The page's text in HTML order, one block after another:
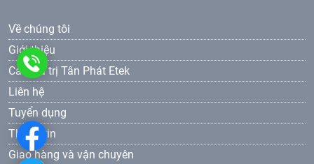
Về chúng tôi
Giới thiệu
Các giá trị Tân Phát Etek
Liên hệ
Tuyển dụng
Thông tin
Giao hàng và vận chuyên
0986
577